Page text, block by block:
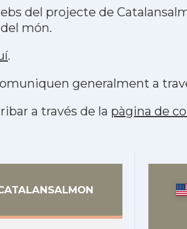
del projecte de
món.
.
generalment a
a través de la pàgina de